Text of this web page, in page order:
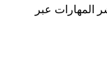
المهارات عبر